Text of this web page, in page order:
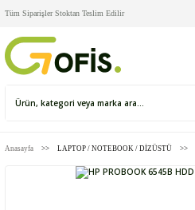
Tüm Siparişler Stoktan Teslim Edilir
Anasayfa LAPTOP / NOTEBOOK / DİZÜSTÜ